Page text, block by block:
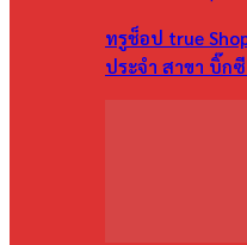
ทรูช็อป true
ประจำ สาขา บิ๊ก